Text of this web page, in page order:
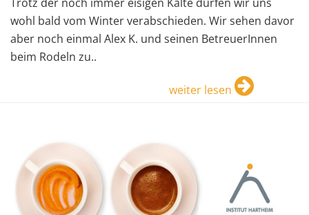
wohl bald vom Winter verabschieden. Wir sehen davor
aber noch einmal Alex K. und seinen BetreuerInnen
beim Rodeln zu..
weiter lesen